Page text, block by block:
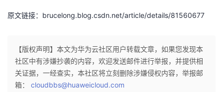
原文链接：brucelong.blog.csdn.net/article/details/81560677
【版权声明】本文为华为云社区用户转载文章，如果您发现本
社区中有涉嫌抄袭的内容，欢迎发送邮件进行举报，并提供相
关证据，一经查实，本社区将立刻删除涉嫌侵权内容，举报邮
箱： cloudbbs@huaweicloud.com